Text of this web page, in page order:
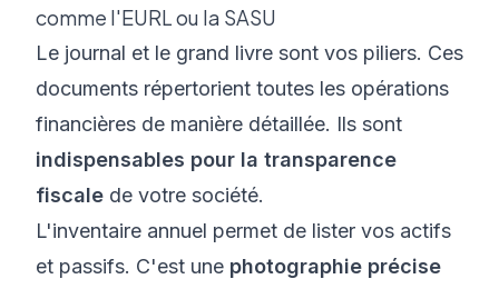
comme l'EURL ou la SASU
Le journal et le grand livre sont vos piliers. Ces
documents répertorient toutes les opérations
financières de manière détaillée. Ils sont
indispensables pour la transparence
fiscale de votre société.
L'inventaire annuel permet de lister vos actifs
et passifs. C'est une photographie précise